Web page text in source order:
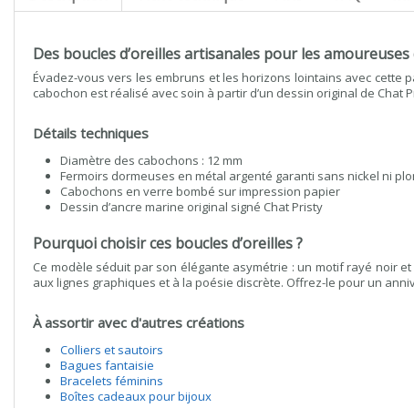
Des boucles d’oreilles artisanales pour les
Évadez-vous vers les embruns et les horizons lointains avec cette
cabochon est réalisé avec soin à partir d’un dessin original de Chat
Détails techniques
Diamètre des cabochons : 12 mm
Fermoirs dormeuses en métal argenté garanti sans nickel ni
Cabochons en verre bombé sur impression papier
Dessin d’ancre marine original signé Chat Pristy
Pourquoi choisir ces boucles d’oreilles ?
Ce modèle séduit par son élégante asymétrie : un motif rayé noir
aux lignes graphiques et à la poésie discrète. Offrez-le pour un
À assortir avec d'autres créations
Colliers et sautoirs
Bagues fantaisie
Bracelets féminins
Boîtes cadeaux pour bijoux